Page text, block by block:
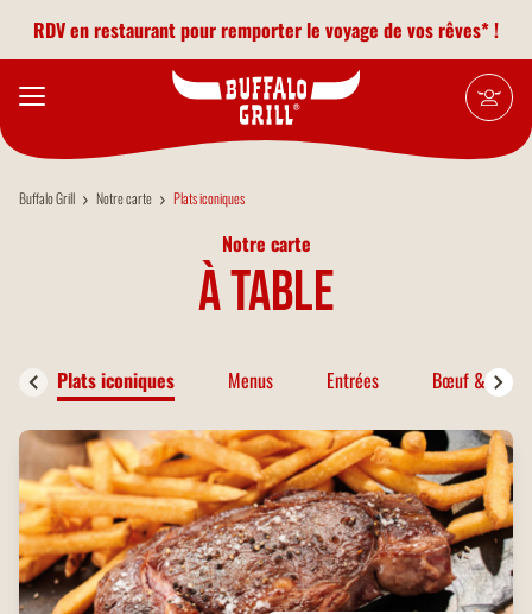
RDV en restaurant pour remporter le voyage de vos rêves* !
Buffalo Grill Notre carte Plats iconiques
Notre carte
à table
Plats iconiques Menus Entrées Bœuf & Bison